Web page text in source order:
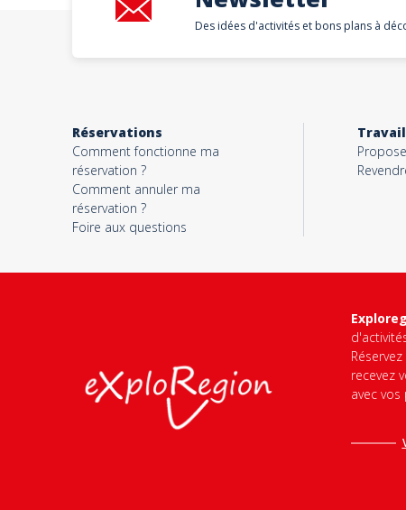
Des idées d'activités et bons plans à
Réservations
Comment fonctionne ma
réservation ?
Comment annuler ma
réservation ?
Foire aux questions
recevez
avec vos